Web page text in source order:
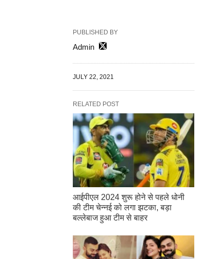
PUBLISHED BY
Admin
JULY 22, 2021
RELATED POST
आईपीएल 2024 शुरू होने से पहले धोनी
की टीम चेन्नई को लगा झटका, बड़ा
बल्लेबाज हुआ टीम से बाहर